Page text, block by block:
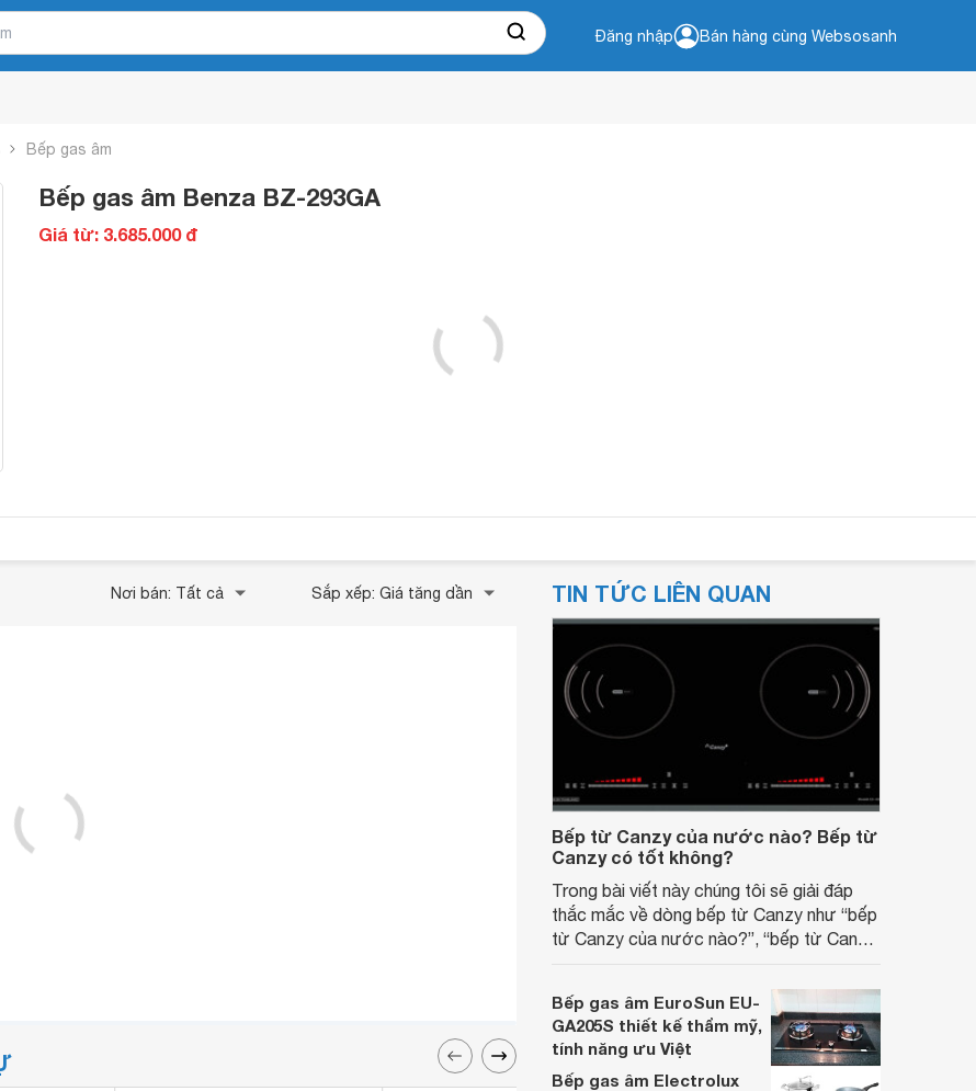
Đăng nhập Bán hàng cùng Websosanh
Bếp gas âm
Bếp gas âm Benza BZ-293GA
Giá từ: 3.685.000 đ
Nơi bán: Tất cả Sắp xếp: Giá tăng dần TIN TỨC LIÊN QUAN
Bếp từ Canzy của nước nào? Bếp từ
Canzy có tốt không?
Trong bài viết này chúng tôi sẽ giải đáp
thắc mắc về dòng bếp từ Canzy như “bếp
từ Canzy của nước nào?”, “bếp từ Canzy
Bếp gas âm EuroSun EU-
GA205S thiết kế thẩm mỹ,
tính năng ưu Việt
Bếp gas âm Electrolux